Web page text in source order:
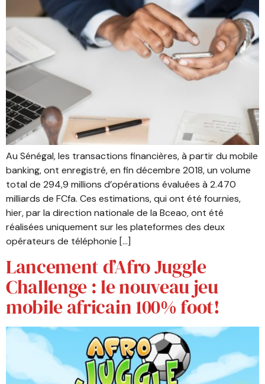
Au Sénégal, les transactions financières, à partir du mobile
banking, ont enregistré, en fin décembre 2018, un volume
total de 294,9 millions d’opérations évaluées à 2.470
milliards de FCfa. Ces estimations, qui ont été fournies,
hier, par la direction nationale de la Bceao, ont été
réalisées uniquement sur les plateformes des deux
opérateurs de téléphonie […]
Lancement d’Afro Juggle
Challenge : le nouveau jeu
mobile africain 100% foot!